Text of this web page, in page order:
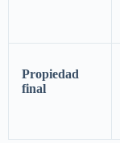
Propiedad
final